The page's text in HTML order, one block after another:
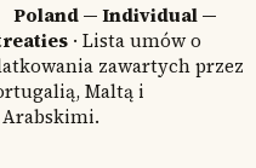
Poland — Individual —
· Lista umów o
zawartych przez
Maltą i